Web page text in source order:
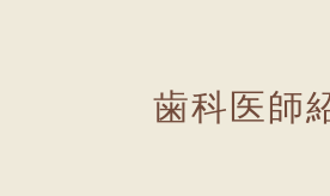
歯科医師